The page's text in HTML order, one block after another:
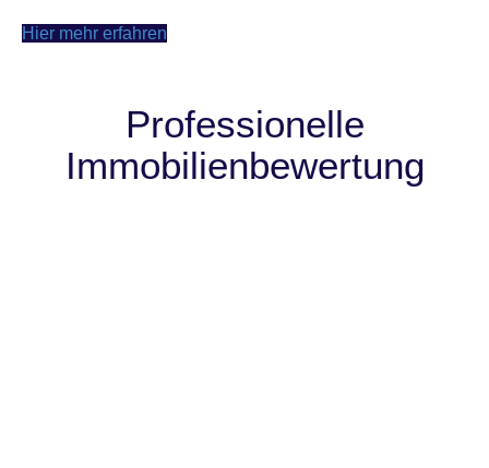
Hier mehr erfahren
Professionelle
Immobilienbewertung